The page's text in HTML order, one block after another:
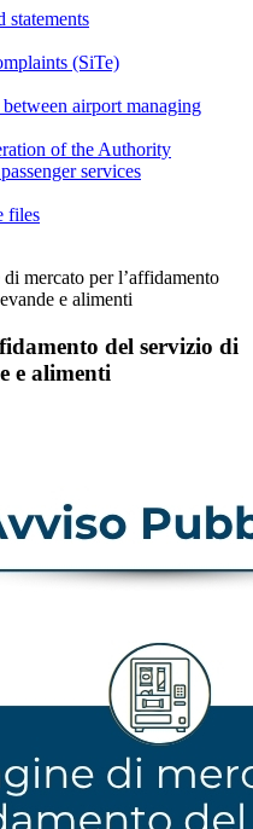
statements
(SiTe)
airport managing
of the Authority
services
files
mercato per l’affidamento
e alimenti
del servizio di
e alimenti